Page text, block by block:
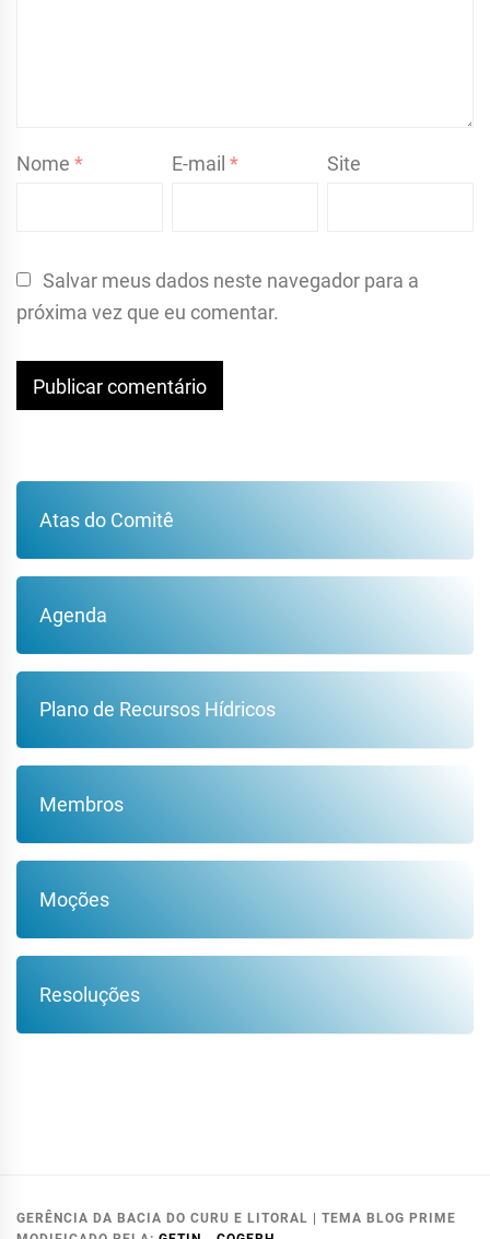
Nome * E-mail* Site
Salvar meus dados neste navegador para a
próxima vez que eu comentar.
Atas do Comitê
Agenda
Plano de Recursos Hídricos
Membros
Moções
Resoluções
GERÊNCIA DA BACIA DO CURU E LITORAL | TEMA BLOG PRIME